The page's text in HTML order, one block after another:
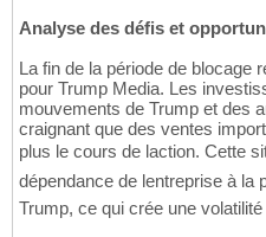
Analyse des défis et
La fin de la période de blocage
pour Trump Media. Les
mouvements de Trump et des
craignant que des ventes
plus le cours de laction. Cette
dépendance de lentreprise à
Trump, ce qui crée une